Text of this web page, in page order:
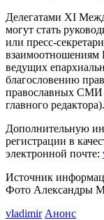
Делегатами XI
могут стать
или пресс-
взаимоотношениям
ведущих
благословению
православных СМИ
главного редактора).
Дополнительную
регистрации в
электронной почте:
Источник
Фото Александры
vladimir Анонс